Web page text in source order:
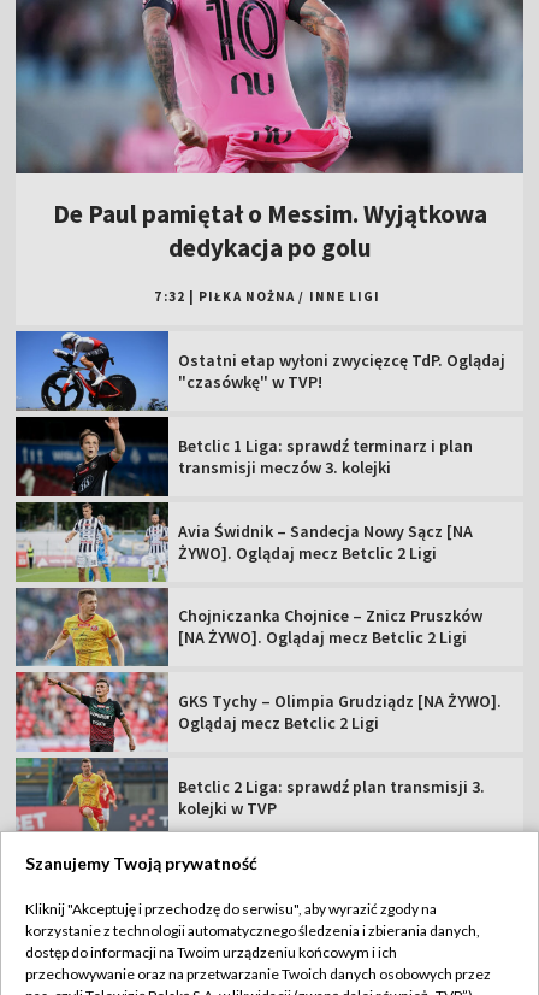
De Paul pamiętał o Messim. Wyjątkowa
dedykacja po golu
7:32 PIŁKA NOŻNA / INNE LIGI
Ostatni etap wyłoni zwycięzcę TdP. Oglądaj
"czasówkę" w TVP!
Betclic 1 Liga: sprawdź terminarz i plan
transmisji meczów 3. kolejki
Avia Świdnik – Sandecja Nowy Sącz [NA
ŻYWO]. Oglądaj mecz Betclic 2 Ligi
Chojniczanka Chojnice – Znicz Pruszków
[NA ŻYWO]. Oglądaj mecz Betclic 2 Ligi
GKS Tychy – Olimpia Grudziądz [NA ŻYWO].
Oglądaj mecz Betclic 2 Ligi
Betclic 2 Liga: sprawdź plan transmisji 3.
kolejki w TVP
TVP
Abonament TVP
Regulamin TVP
Szanujemy Twoją prywatność
Kliknij "Akceptuję i przechodzę do serwisu", aby wyrazić zgody na
korzystanie z technologii automatycznego śledzenia i zbierania danych,
dostęp do informacji na Twoim urządzeniu końcowym i ich
przechowywanie oraz na przetwarzanie Twoich danych osobowych przez